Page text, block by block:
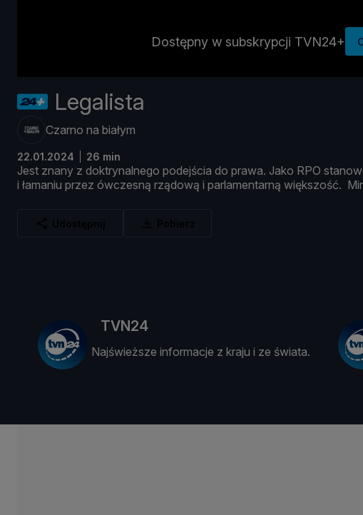
Dostępny w subskrypcji TVN24+
Legalista
Czarno na białym
22.01.2024 26 min
Jest znany z doktrynalnego podejścia do prawa. Jako RPO
i łamaniu przez ówczesną rządową i parlamentarną większość.
TVN24
Najświeższe informacje z kraju i ze świata.